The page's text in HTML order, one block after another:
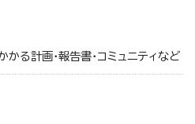
る計画・報告書・コミュニティなど